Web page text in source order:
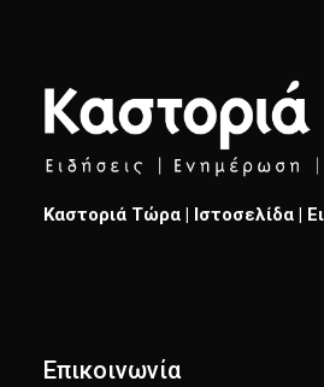
Καστοριά Τώρα | Ιστοσελίδα |
Επικοινωνία